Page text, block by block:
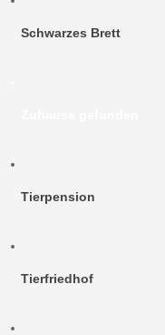
Schwarzes Brett
Tierpension
Tierfriedhof